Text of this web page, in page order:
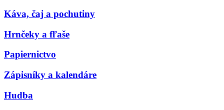
Káva, čaj a pochutiny
Hrnčeky a fľaše
Papiernictvo
Zápisníky a kalendáre
Hudba